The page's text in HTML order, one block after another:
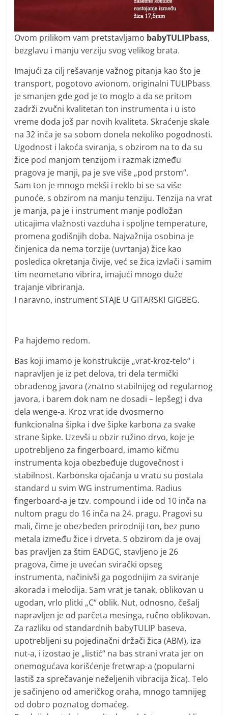
Ovom prilikom vam pretstavljamo babyTULIPbass,
bezglavu i manju verziju svog velikog brata.
Imajući za cilj rešavanje važnog pitanja kao što je
transport, pogotovo avionom, originalni TULIPbass
je smanjen gde god je to moglo a da se pritom
zadrži zvučni kvalitetan ton instrumenta i u isto
vreme doda još par novih kvaliteta. Skraćenje skale
na 32 inča je sa sobom donela nekoliko pogodnosti.
Ugodnost i lakoća sviranja, s obzirom na to da su
žice pod manjom tenzijom i razmak između
pragova je manji, pa je sve više „pod prstom“.
Sam ton je mnogo mekši i reklo bi se sa više
punoće, s obzirom na manju tenziju. Tenzija na vrat
je manja, pa je i instrument manje podložan
uticajima vlažnosti vazduha i spoljne temperature,
promena godišnjih doba. Najvažnija osobina je
činjenica da nema torzije (uvrtanja) žice kao
posledica okretanja čivije, već se žica izvlači i samim
tim neometano vibrira, imajući mnogo duže
trajanje vibriranja.
I naravno, instrument STAJE U GITARSKI GIGBEG.
Pa hajdemo redom.
Bas koji imamo je konstrukcije „vrat-kroz-telo“ i
napravljen je iz pet delova, tri dela termički
obrađenog javora (znatno stabilnijeg od regularnog
javora, i barem dok nam ne dosadi – lepšeg) i dva
dela wenge-a. Kroz vrat ide dvosmerno
funkcionalna šipka i dve šipke karbona za svake
strane šipke. Uzevši u obzir ružino drvo, koje je
upotrebljeno za fingerboard, imamo kičmu
instrumenta koja obezbeđuje dugovečnost i
stabilnost. Karbonska ojačanja u vratu su postala
standard u svim WG instrumentima. Radius
fingerboard-a je tzv. compound i ide od 10 inča na
nultom pragu do 16 inča na 24. pragu. Pragovi su
mali, čime je obezbeđen prirodniji ton, bez puno
metala između žice i drveta. S obzirom da je ovaj
bas pravljen za štim EADGC, stavljeno je 26
pragova, čime je uvećan svirački opseg
instrumenta, načinivši ga pogodnijim za sviranje
akorada i melodija. Sam vrat je tanak, oblikovan u
ugodan, vrlo plitki „C“ oblik. Nut, odnosno, češalj
napravljen je od parčeta mesinga, ručno oblikovan.
Za razliku od standardnih babyTULIP baseva,
upotrebljeni su pojedinačni držači žica (ABM), iza
nut-a, i izostao je „listić“ na bas strani vrata jer on
onemogućava korišćenje fretwrap-a (popularni
lastiš za sprečavanje neželjenih vibracija žica). Telo
je sačinjeno od američkog oraha, mnogo tamnijeg
od dobro poznatog domaćeg.